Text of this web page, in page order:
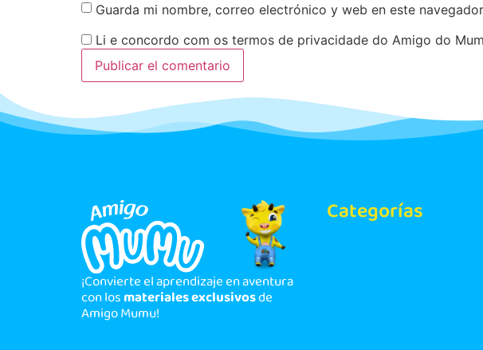
Guarda mi nombre, correo electrónico y web en este
Li e concordo com os termos de privacidade do Amigo do
¡Convierte el aprendizaje en aventura
con los materiales exclusivosde
Amigo Mumu!
Categorías